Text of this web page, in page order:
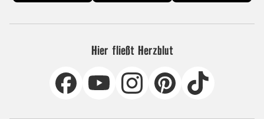
Hier fließt Herzblut